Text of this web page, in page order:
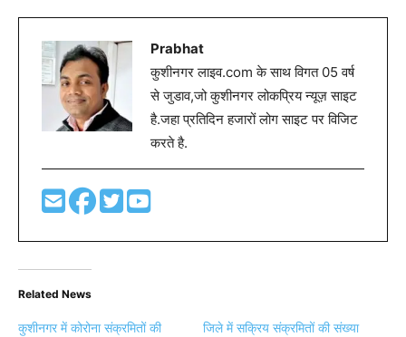
Prabhat
कुशीनगर लाइव.com के साथ विगत 05 वर्ष
से जुडाव,जो कुशीनगर लोकप्रिय न्यूज़ साइट
है.जहा प्रतिदिन हजारों लोग साइट पर विजिट
करते है.
Related News
कुशीनगर में कोरोना संक्रमितों की
जिले में सक्रिय संक्रमितों की संख्या